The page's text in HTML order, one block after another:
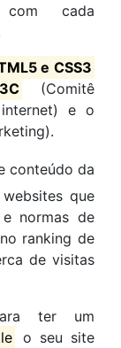
cada
e CSS3
(Comitê
e o
conteúdo da
que
normas de
ranking de
de visitas
ter um
o seu site